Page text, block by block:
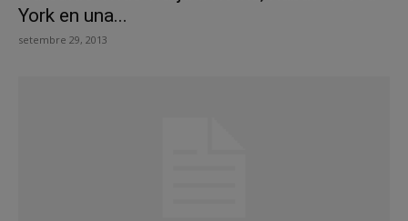
York en una...
setembre 29, 2013